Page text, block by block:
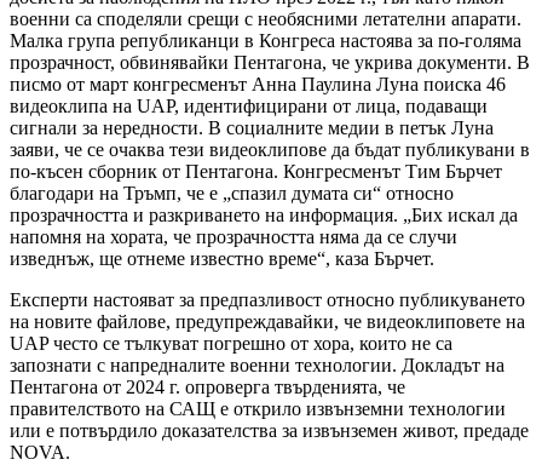
военни са споделяли срещи с необясними летателни апарати.
Малка група републиканци в Конгреса настоява за по-голяма
прозрачност, обвинявайки Пентагона, че укрива документи. В
писмо от март конгресменът Анна Паулина Луна поиска 46
видеоклипа на UAP, идентифицирани от лица, подаващи
сигнали за нередности. В социалните медии в петък Луна
заяви, че се очаква тези видеоклипове да бъдат публикувани в
по-късен сборник от Пентагона. Конгресменът Тим ​​Бърчет
благодари на Тръмп, че е „спазил думата си“ относно
прозрачността и разкриването на информация. „Бих искал да
напомня на хората, че прозрачността няма да се случи
изведнъж, ще отнеме известно време“, каза Бърчет.
Експерти настояват за предпазливост относно публикуването
на новите файлове, предупреждавайки, че видеоклиповете на
UAP често се тълкуват погрешно от хора, които не са
запознати с напредналите военни технологии. Докладът на
Пентагона от 2024 г. опроверга твърденията, че
правителството на САЩ е открило извънземни технологии
или е потвърдило доказателства за извънземен живот, предаде
NOVA.